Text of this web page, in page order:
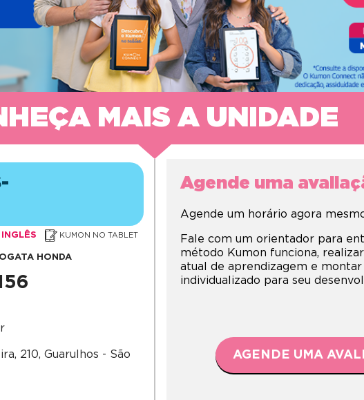
MAIS A UNIDADE
INGLÊS KUMON NO TABLET
HONDA
210, Guarulhos - São
Agende uma
Agende um horário agora
Fale com um orientador para
método Kumon funciona,
atual de aprendizagem e
individualizado para seu
AGENDE UMA